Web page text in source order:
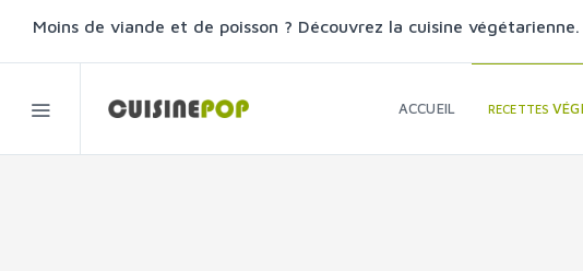
Moins de viande et de poisson ? Découvrez la cuisine végétarienne.
ACCUEIL RECETTES